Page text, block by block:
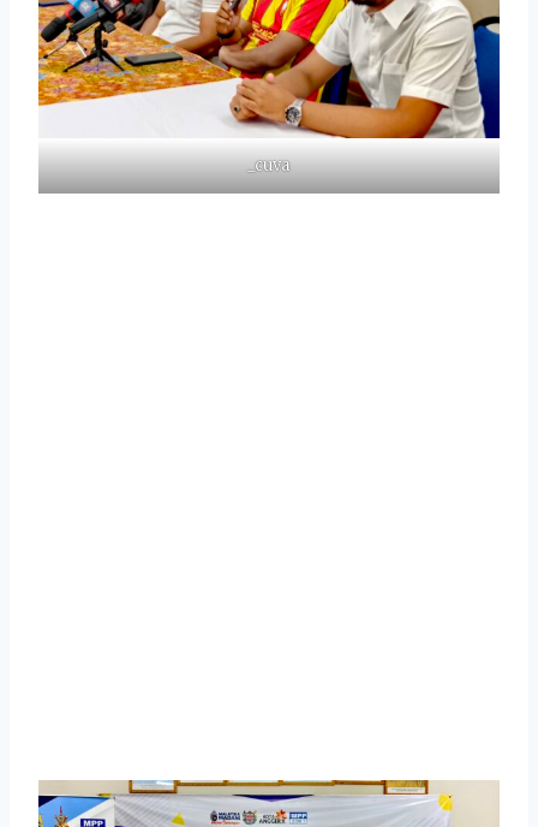
_cuva